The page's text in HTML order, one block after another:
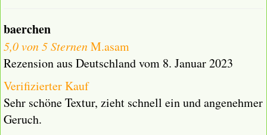
baerchen
5,0 von 5 SternenM.asam
Rezension aus Deutschland vom 8. Januar 2023
Verifizierter Kauf
Sehr schöne Textur, zieht schnell ein und angenehmer
Geruch.